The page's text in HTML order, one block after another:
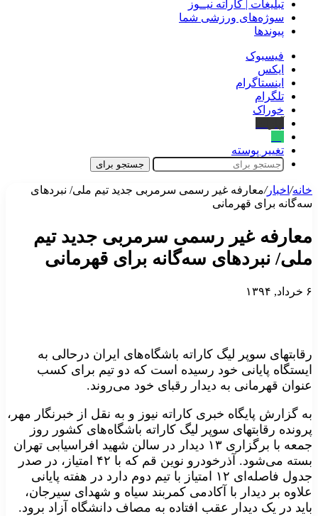
تبلیغات | کاراته نیــوز
سوژه‌های ورزشی شما
پیوندها
فیسبوک
ایکس
اینستاگرام
تلگرام
خوراک
تغییر پوسته
جستجو برای
خانه/ اخبار/معارفه غیر رسمی سرمربی جدید تیم ملی/ نبردهای
سه‌گانه برای قهرمانی
معارفه غیر رسمی سرمربی جدید تیم
ملی/ نبردهای سه‌گانه برای قهرمانی
۶ خرداد, ۱۳۹۴
رقابتهای سوپر لیگ کاراته باشگاه‌های ایران درحالی به
ایستگاه پایانی خود رسیده است که دو تیم برای کسب
عنوان قهرمانی به دیدار رقبای خود می‌روند.
به گزارش پایگاه خبری کاراته نیوز و به نقل از خبرنگار مهر،
پرونده رقابتهای سوپر لیگ کاراته باشگاه‌های کشور روز
جمعه با برگزاری ۱۳ دیدار در سالن شهید افراسیابی تهران
بسته می‌شود. آذرخودرو نوین قم که با ۴۲ امتیاز، در صدر
جدول فاصله‌ای ۱۲ امتیاز با تیم دوم دارد در هفته پایانی
علاوه بر دیدار با آکادمی کمربند سیاه و شهدای سیرجان،
باید در یک دیدار عقب افتاده به مصاف دانشگاه آزاد برود.